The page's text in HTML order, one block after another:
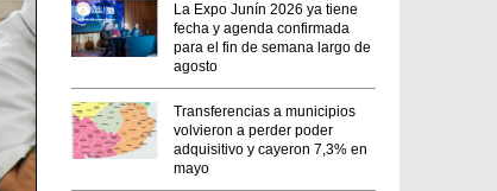
La Expo Junín 2026 ya tiene
fecha y agenda confirmada
para el fin de semana largo de
agosto
Transferencias a municipios
volvieron a perder poder
adquisitivo y cayeron 7,3% en
mayo